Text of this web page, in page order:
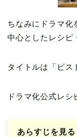
ちなみにドラマ化
中心としたレシピ
タイトルは「ビス
ドラマ化公式レシ
あらすじを見る